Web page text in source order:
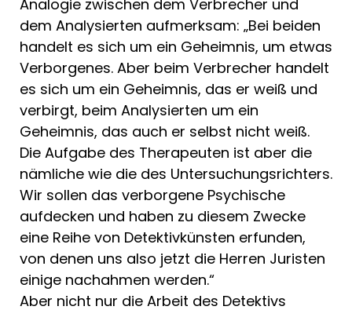
Analogie zwischen dem Verbrecher und
dem Analysierten auf­merksam: „Bei beiden
handelt es sich um ein Geheimnis, um etwas
Verborgenes. Aber beim Verbrecher handelt
es sich um ein Geheimnis, das er weiß und
verbirgt, beim Analysierten um ein
Geheimnis, das auch er selbst nicht weiß.
Die Aufgabe des Therapeuten ist aber die
nämliche wie die des Untersuchungsrichters.
Wir sollen das verborgene Psychische
aufdecken und haben zu diesem Zwecke
eine Reihe von Detektivkünsten erfunden,
von denen uns also jetzt die Herren Juristen
einige nach­ahmen werden.“
Aber nicht nur die Arbeit des Detektivs